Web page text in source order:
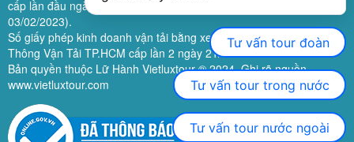
cấp lần đầu ngày 26/09/2019 (sửa đổi, bổ sung lần 3 ngày
03/02/2023).
Số giấy phép kinh doanh vận tải bằng xe ô tô:11924do Sở Giao
Thông Vận Tải TP.HCM cấp lần 2 ngày 21/02/2023.
Bản quyền thuộc Lữ Hành Vietluxtour ® 2024. Ghi rõ nguồn
www.vietluxtour.com
Tư vấn tour đoàn
Tư vấn tour trong nước
Tư vấn tour nước ngoài